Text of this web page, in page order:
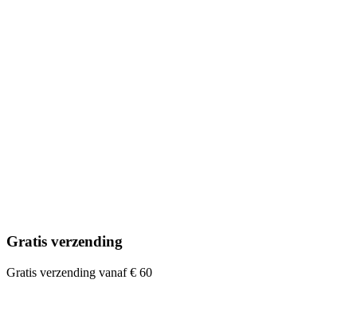
Gratis verzending
Gratis verzending vanaf € 60